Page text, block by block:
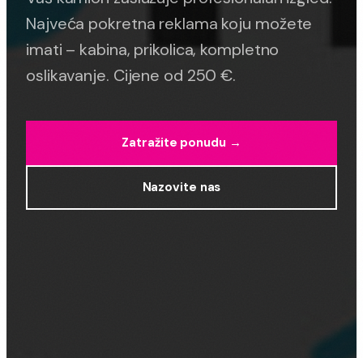
Najveća pokretna reklama koju možete
imati – kabina, prikolica, kompletno
oslikavanje. Cijene od 250 €.
Zatražite ponudu →
Nazovite nas